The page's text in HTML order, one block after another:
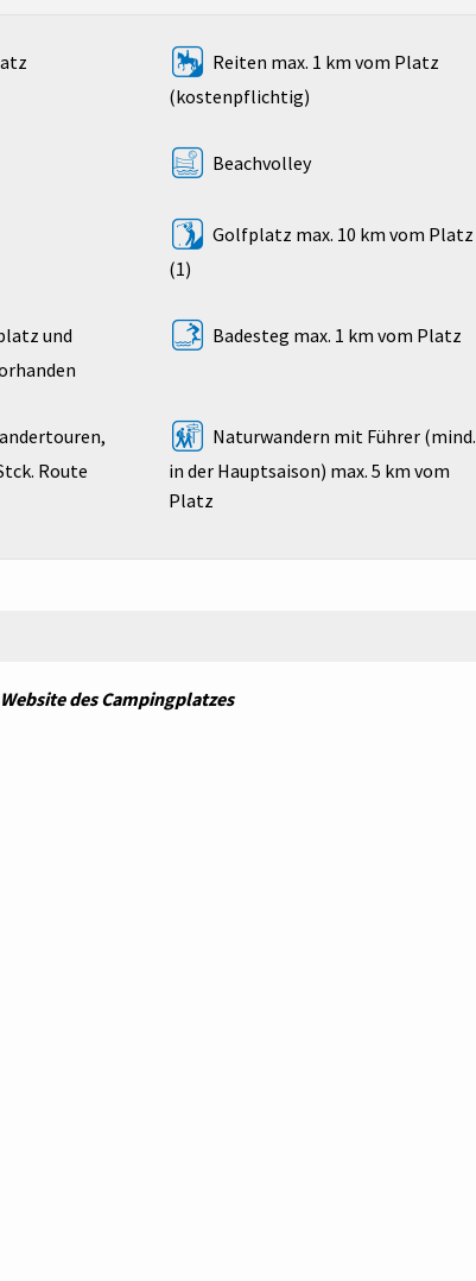
Reiten max. 1 km vom Platz
(kostenpflichtig)
Beachvolley
Golfplatz max. 10 km vom Platz
(1)
und
Badesteg max. 1 km vom Platz
Route
Naturwandern mit Führer (mind.
in der Hauptsaison) max. 5 km vom
Platz
des Campingplatzes